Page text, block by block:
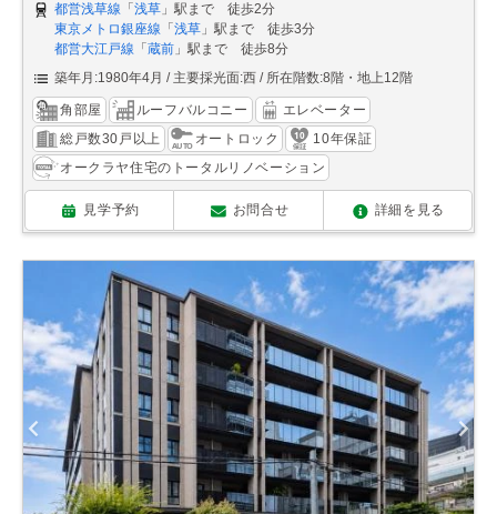
都営浅草線 「 浅草 」駅まで 徒歩2分
東京メトロ銀座線 「 浅草 」駅まで 徒歩3分
都営大江戸線 「 蔵前 」駅まで 徒歩8分
築年月:1980年4月
主要採光面:西 所在階数:8階・地上12階
角部屋 ルーフバルコニー
エレベーター
総戸数30戸以上
オートロック
10年保証
オークラヤ住宅のトータルリノベーション
見学予約 お問合せ 詳細を見る